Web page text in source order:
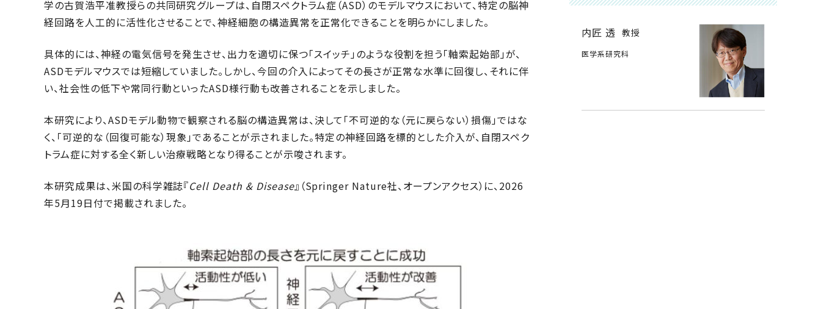
学の古賀浩平准教授らの共同研究グループは、自閉スペクトラム症（ASD）のモデルマウスにおいて、特定の脳神
経回路を人工的に活性化させることで、神経細胞の構造異常を正常化できることを明らかにしました。
具体的には、神経の電気信号を発生させ、出力を適切に保つ「スイッチ」のような役割を担う「軸索起始部」が、
ASDモデルマウスでは短縮していました。しかし、今回の介入によってその長さが正常な水準に回復し、それに伴
い、社会性の低下や常同行動といったASD様行動も改善されることを示しました。
本研究により、ASDモデル動物で観察される脳の構造異常は、決して「不可逆的な（元に戻らない）損傷」ではな
く、「可逆的な（回復可能な）現象」であることが示されました。特定の神経回路を標的とした介入が、自閉スペク
トラム症に対する全く新しい治療戦略となり得ることが示唆されます。
本研究成果は、米国の科学雑誌『Cell Death & Disease』（Springer Nature社、オープンアクセス）に、2026
年5月19日付で掲載されました。
内匠 透 教授
医学系研究科